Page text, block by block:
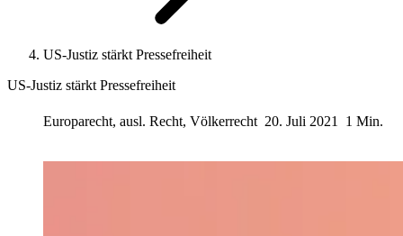
US-Justiz stärkt Pressefreiheit
US-Justiz stärkt Pressefreiheit
Europarecht, ausl. Recht, Völkerrecht 20. Juli 2021 1 Min.